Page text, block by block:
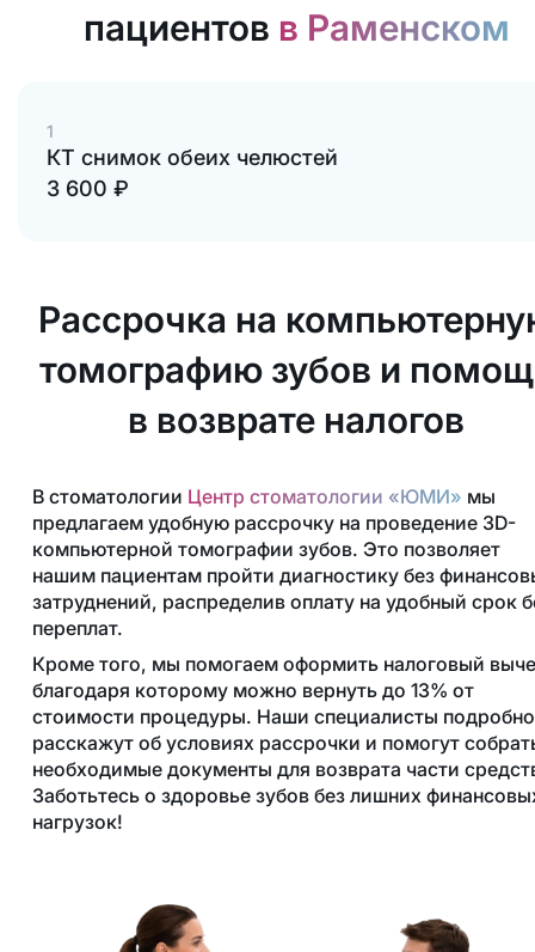
пациентов в Раменском
1
КТ снимок обеих челюстей
3 600 руб.
₽
Рассрочка на
томографию зубов и
в возврате налогов
В стоматологии Центр стоматологии «ЮМИ» мы
предлагаем удобную рассрочку на проведение 3D-
компьютерной томографии зубов. Это позволяет
нашим пациентам пройти диагностику без
затруднений, распределив оплату на удобный срок
переплат.
Кроме того, мы помогаем оформить налоговый
благодаря которому можно вернуть до 13% от
стоимости процедуры. Наши специалисты подробно
расскажут об условиях рассрочки и помогут
необходимые документы для возврата части
Заботьтесь о здоровье зубов без лишних
нагрузок!